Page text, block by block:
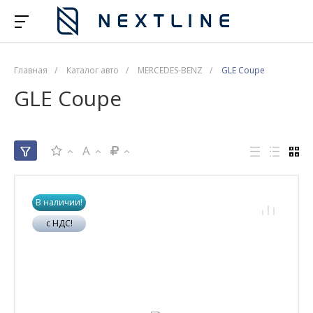
Главная / Каталог авто / MERCEDES-BENZ / GLE Coupe
GLE Coupe
A
В наличии!
с НДС!